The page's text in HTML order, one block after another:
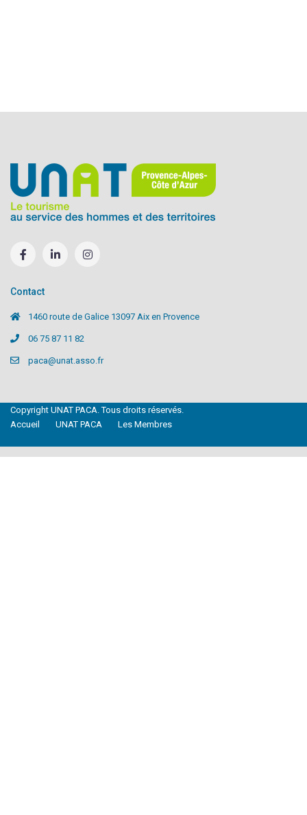
Contact
1460 route de Galice 13097 Aix en Provence
06 75 87 11 82
paca@unat.asso.fr
Copyright UNAT PACA. Tous droits réservés.
Accueil
UNAT PACA Les Membres